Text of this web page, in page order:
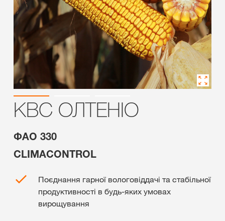
КВС ОЛТЕНІО
ФАО 330
CLIMACONTROL
Поєднання гарної вологовіддачі та стабільної
продуктивності в будь-яких умовах
вирощування